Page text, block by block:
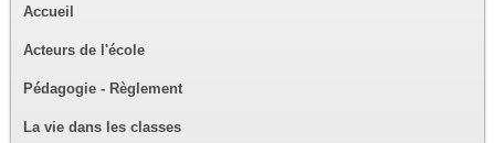
Accueil
Acteurs de l'école
Pédagogie - Règlement
La vie dans les classes